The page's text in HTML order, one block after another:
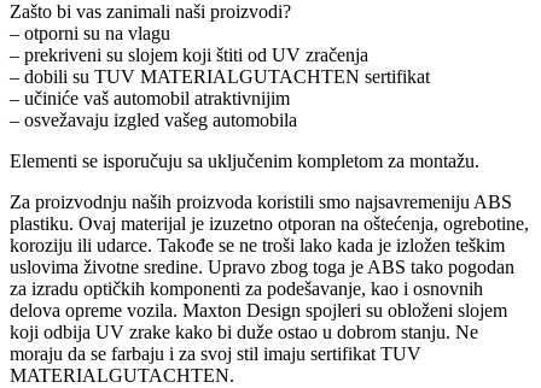
Zašto bi vas zanimali naši proizvodi?
– otporni su na vlagu
– prekriveni su slojem koji štiti od UV zračenja
– dobili su TUV MATERIALGUTACHTEN sertifikat
– učiniće vaš automobil atraktivnijim
– osvežavaju izgled vašeg automobila
Elementi se isporučuju sa uključenim kompletom za montažu.
Za proizvodnju naših proizvoda koristili smo najsavremeniju ABS
plastiku. Ovaj materijal je izuzetno otporan na oštećenja, ogrebotine,
koroziju ili udarce. Takođe se ne troši lako kada je izložen teškim
uslovima životne sredine. Upravo zbog toga je ABS tako pogodan
za izradu optičkih komponenti za podešavanje, kao i osnovnih
delova opreme vozila. Maxton Design spojleri su obloženi slojem
koji odbija UV zrake kako bi duže ostao u dobrom stanju. Ne
moraju da se farbaju i za svoj stil imaju sertifikat TUV
MATERIALGUTACHTEN.